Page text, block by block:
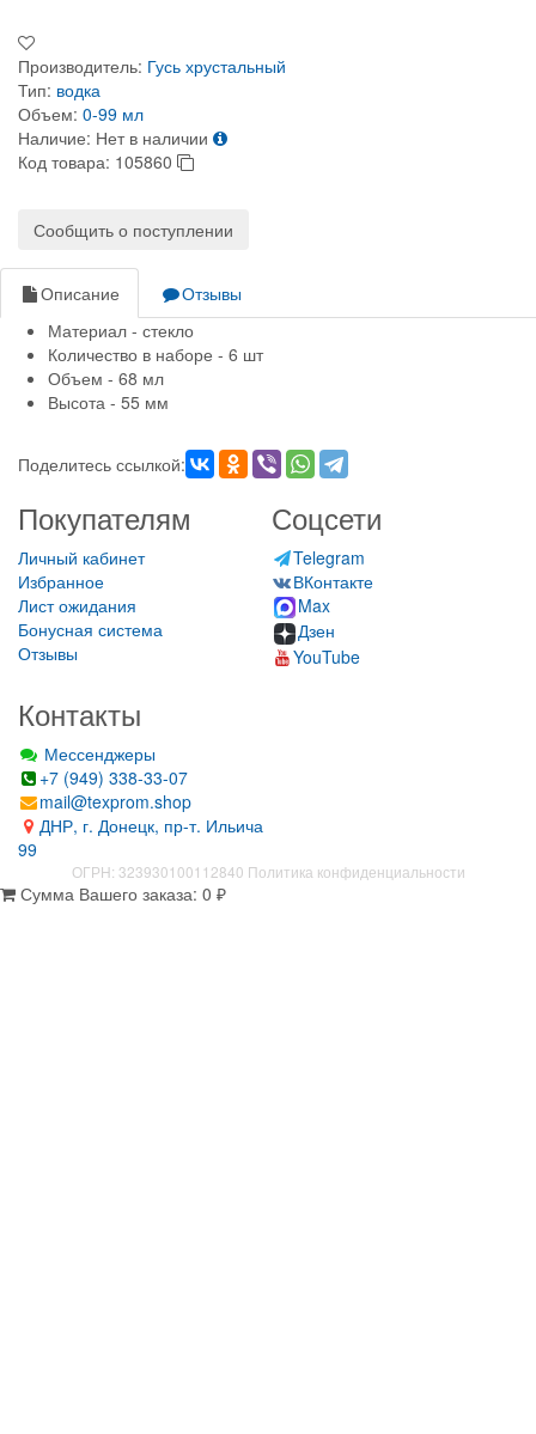
Производитель: Гусь хрустальный
Тип: водка
Объем: 0-99 мл
Наличие: Нет в наличии
Код товара: 105860
Сообщить о поступлении
Описание
Отзывы
Материал - стекло
Количество в наборе - 6 шт
Объем - 68 мл
Высота - 55 мм
Поделитесь ссылкой:
Покупателям
Личный кабинет
Избранное
Лист ожидания
Бонусная система
Отзывы
Соцсети
Telegram
ВКонтакте
Max
Дзен
YouTube
Контакты
Мессенджеры
+7 (949) 338-33-07
mail@texprom.shop
ДНР, г. Донецк, пр-т. Ильича
99
ОГРН: 323930100112840 Политика конфиденциальности
Сумма Вашего заказа: 0 ₽